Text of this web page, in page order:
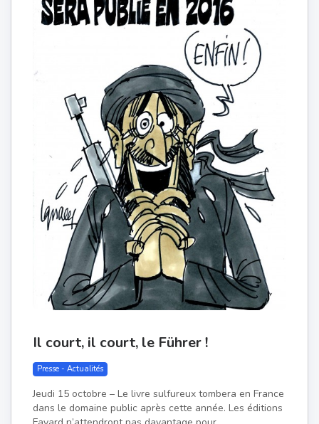
Il court, il court, le Führer !
Presse - Actualités
Jeudi 15 octobre – Le livre sulfureux tombera en France
dans le domaine public après cette année. Les éditions